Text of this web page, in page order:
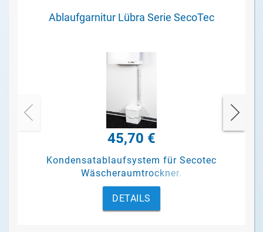
Ablaufgarnitur Lübra Serie SecoTec
45,70 €
Kondensatablaufsystem für Secotec
Wäscheraumtrockner.
DETAILS